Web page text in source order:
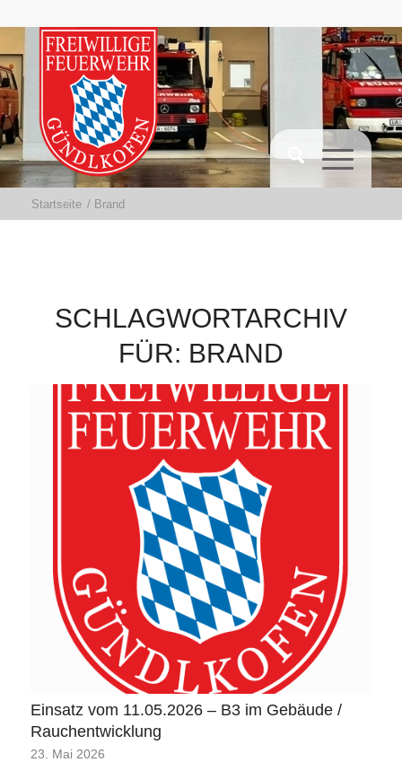
Startseite / Brand
SCHLAGWORTARCHIV
FÜR: BRAND
Einsatz vom 11.05.2026 – B3 im Gebäude /
Rauchentwicklung
23. Mai 2026